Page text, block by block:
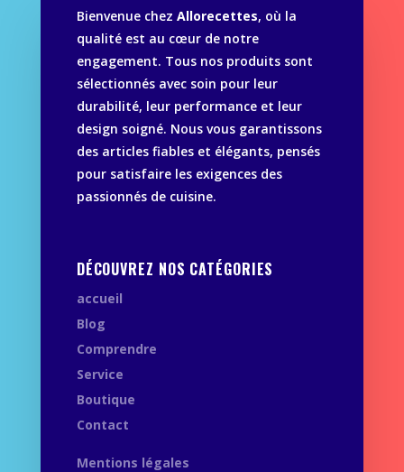
Bienvenue chez Allorecettes, où la
qualité est au cœur de notre
engagement. Tous nos produits sont
sélectionnés avec soin pour leur
durabilité, leur performance et leur
design soigné. Nous vous garantissons
des articles fiables et élégants, pensés
pour satisfaire les exigences des
passionnés de cuisine.
DÉCOUVREZ NOS CATÉGORIES
accueil
Blog
Comprendre
Service
Boutique
Contact
Mentions légales